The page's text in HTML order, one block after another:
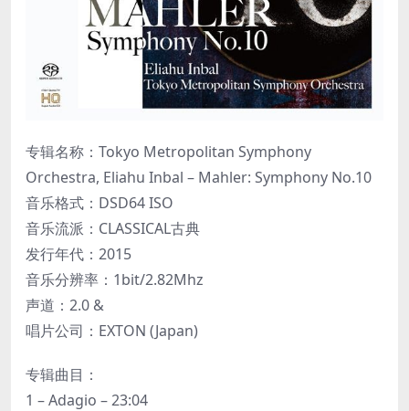
专辑名称：Tokyo Metropolitan Symphony
Orchestra, Eliahu Inbal – Mahler: Symphony No.10
音乐格式：DSD64 ISO
音乐流派：CLASSICAL古典
发行年代：2015
音乐分辨率：1bit/2.82Mhz
声道：2.0 &
唱片公司：EXTON (Japan)
专辑曲目：
1 – Adagio – 23:04